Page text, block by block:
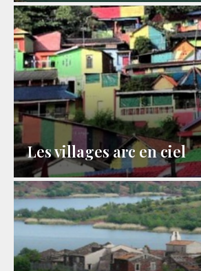
Les villages arc en ciel